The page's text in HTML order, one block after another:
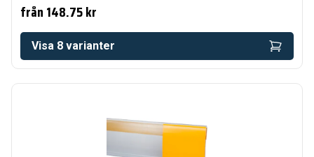
från148.75 kr
Visa 8 varianter